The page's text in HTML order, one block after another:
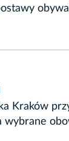
Kraków
wybrane